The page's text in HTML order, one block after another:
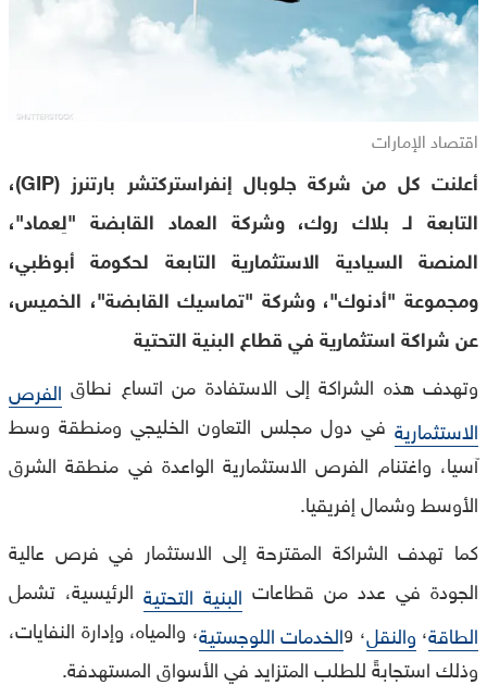
اقتصاد الإمارات
أعلنت كل من شركة جلوبال إنفراستركتشر بارتنرز (GIP)،
التابعة لـ بلاك روك، وشركة العماد القابضة "لِعماد"،
المنصة السيادية الاستثمارية التابعة لحكومة أبوظبي،
ومجموعة "أدنوك"، وشركة "تماسيك القابضة"، الخميس،
عن شراكة استثمارية في قطاع البنية التحتية
وتهدف هذه الشراكة إلى الاستفادة من اتساع نطاق الفرص
الاستثمارية في دول مجلس التعاون الخليجي ومنطقة وسط
آسيا، واغتنام الفرص الاستثمارية الواعدة في منطقة الشرق
الأوسط وشمال إفريقيا.
كما تهدف الشراكة المقترحة إلى الاستثمار في فرص عالية
الجودة في عدد من قطاعات البنية التحتية الرئيسية، تشمل
الطاقة، والنقل، والخدمات اللوجستية، والمياه، وإدارة النفايات،
وذلك استجابةً للطلب المتزايد في الأسواق المستهدفة.